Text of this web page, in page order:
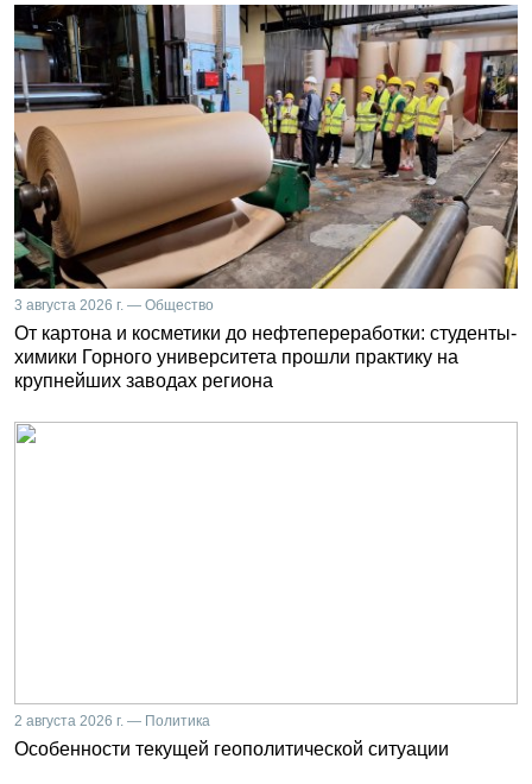
3 августа 2026 г. — Общество
От картона и косметики до нефтепереработки: студенты-
химики Горного университета прошли практику на
крупнейших заводах региона
2 августа 2026 г. — Политика
Особенности текущей геополитической ситуации